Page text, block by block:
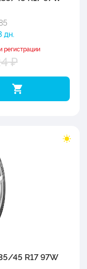
дн.
регистрации
₽
45 R17 97W